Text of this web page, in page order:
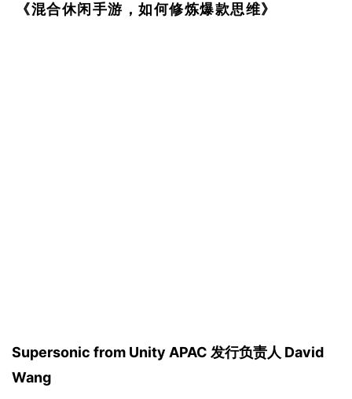
《混合休闲手游，如何修炼爆款思维》
Supersonic from Unity APAC 发行负责人 David
Wang